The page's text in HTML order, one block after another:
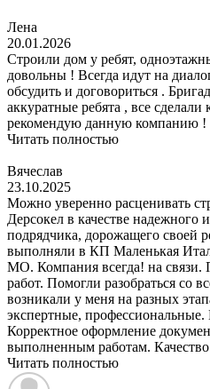
Лена
20.01.2026
Строили дом у ребят,
довольны ! Всегда идут на
обсудить и договориться .
аккуратные ребята , все
рекомендую данную компанию !
Читать полностью
Вячеслав
23.10.2025
Можно уверенно расценивать
Дерсокел в качестве надежного
подрядчика, дорожащего своей
выполняли в КП Маленькая
МО. Компания всегда! на связи.
работ. Помогли разобраться со
возникали у меня на разных
экспертные, профессиональные.
Корректное оформление
выполненным работам.
Читать полностью